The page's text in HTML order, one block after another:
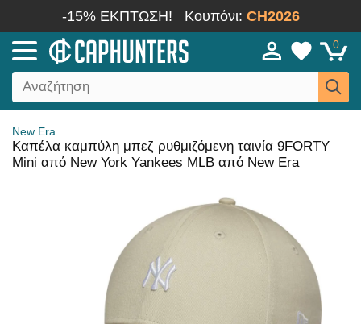
-15% ΕΚΠΤΩΣΗ! Κουπόνι: CH2026
0
New Era
Καπέλα καμπύλη μπεζ ρυθμιζόμενη ταινία 9FORTY
Mini από New York Yankees MLB από New Era